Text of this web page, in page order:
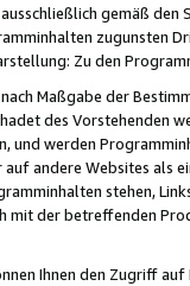
gemäß
zugunsten
Zu den
Maßgabe der
des Vorstehenden
und werden
andere Websites als
stehen,
mit der betreffenden
Ihnen den Zugriff